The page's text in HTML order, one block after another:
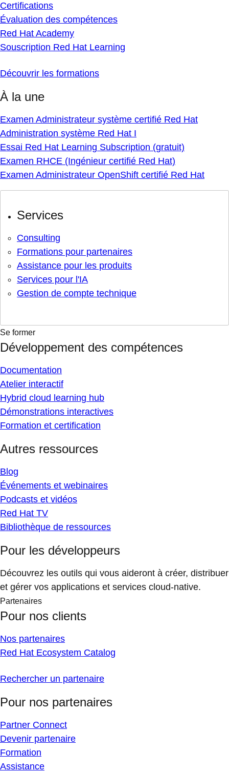
Certifications
Évaluation des compétences
Red Hat Academy
Souscription Red Hat Learning
Découvrir les formations
À la une
Examen Administrateur système certifié Red Hat
Administration système Red Hat I
Essai Red Hat Learning Subscription (gratuit)
Examen RHCE (Ingénieur certifié Red Hat)
Examen Administrateur OpenShift certifié Red Hat
Services
Consulting
Formations pour partenaires
Assistance pour les produits
Services pour l'IA
Gestion de compte technique
Se former
Développement des compétences
Documentation
Atelier interactif
Hybrid cloud learning hub
Démonstrations interactives
Formation et certification
Autres ressources
Blog
Événements et webinaires
Podcasts et vidéos
Red Hat TV
Bibliothèque de ressources
Pour les développeurs
Découvrez les outils qui vous aideront à créer, distribuer
et gérer vos applications et services cloud-native.
Partenaires
Pour nos clients
Nos partenaires
Red Hat Ecosystem Catalog
Rechercher un partenaire
Pour nos partenaires
Partner Connect
Devenir partenaire
Formation
Assistance